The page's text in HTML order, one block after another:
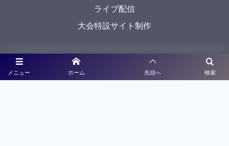
メニュー 検索
ホーム 先頭へ
ライブ配信
大会特設サイト制作